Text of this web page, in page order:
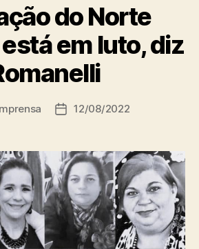
do Norte
em luto, diz
Data12/08/2022